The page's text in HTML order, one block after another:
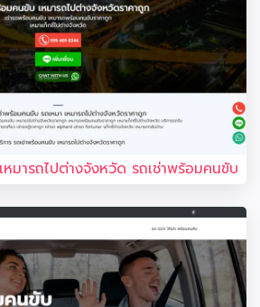
มารถไปต่างจังหวัด รถเช่าพร้อมคนขับ